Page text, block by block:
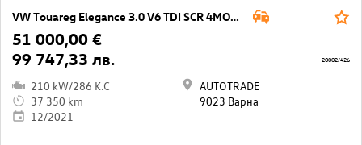
VW Touareg Elegance 3.0 V6 TDI SCR 4MOTION
51 000,00 €
99 747,33 лв.
210 kW/286 K.C
37 350 km
12/2021
AUTOTRADE
9023 Варна
20002/426